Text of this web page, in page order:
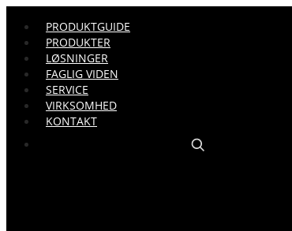
PRODUKTGUIDE
PRODUKTER
LØSNINGER
FAGLIG VIDEN
SERVICE
VIRKSOMHED
KONTAKT